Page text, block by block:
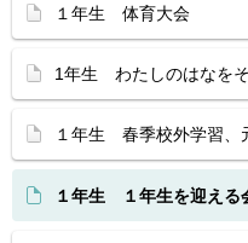
１年生 体育大会
1年生 わたしのはなを
１年生 春季校外学習、
１年生 １年生を迎える